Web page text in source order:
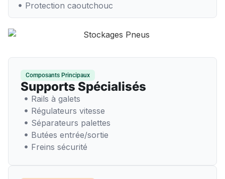
Protection caoutchouc
Composants Principaux
Supports Spécialisés
Rails à galets
Régulateurs vitesse
Séparateurs palettes
Butées entrée/sortie
Freins sécurité